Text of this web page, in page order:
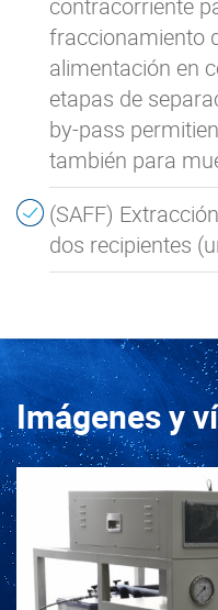
contracorriente
fraccionamiento
alimentación en
etapas de
by-pass
también para
(SAFF)
dos recipientes
Imágenes y